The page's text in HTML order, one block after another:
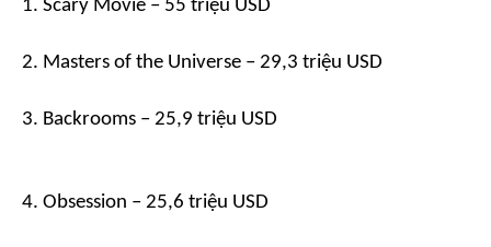
1. Scary Movie – 55 triệu USD
2. Masters of the Universe – 29,3 triệu USD
3. Backrooms – 25,9 triệu USD
4. Obsession – 25,6 triệu USD